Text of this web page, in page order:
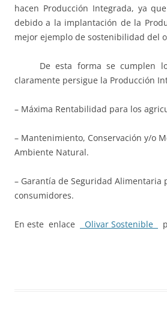
hacen Producción Integrada, ya
debido a la implantación de la
mejor ejemplo de sostenibilidad del
De esta forma se cumplen
claramente persigue la Producción
– Máxima Rentabilidad para los
– Mantenimiento, Conservación y/o
Ambiente Natural.
– Garantía de Seguridad Alimentaria
consumidores.
En este enlace Olivar Sostenible